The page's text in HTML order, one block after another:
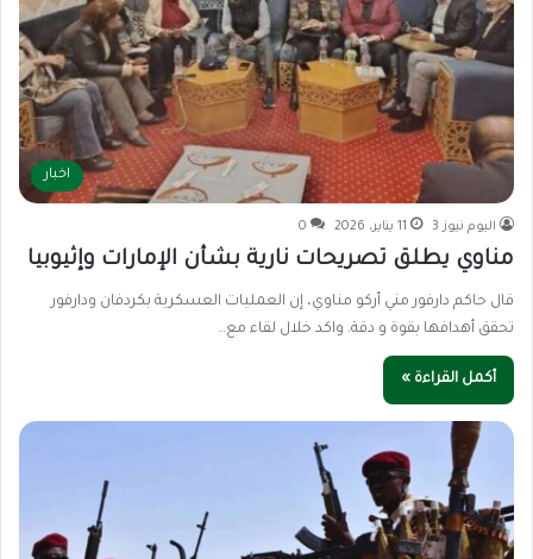
اخبار
اليوم نيوز 3 11 يناير، 2026 0
مناوي يطلق تصريحات نارية بشأن الإمارات وإثيوبيا
قال حاكم دارفور مني أركو مناوي، إن العمليات العسكرية بكردفان ودارفور
تحقق أهدافها بقوة و دقة. واكد خلال لقاء مع…
أكمل القراءة »